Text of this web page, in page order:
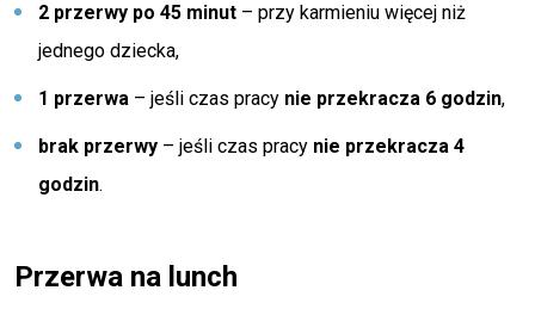
2 przerwy po 45 minut – przy karmieniu więcej niż
jednego dziecka,
1 przerwa – jeśli czas pracy nie przekracza 6 godzin,
brak przerwy – jeśli czas pracy nie przekracza 4
godzin.
Przerwa na lunch